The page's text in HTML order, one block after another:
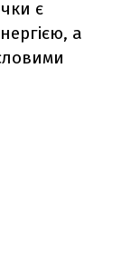
є
а